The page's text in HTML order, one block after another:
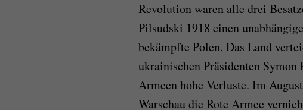
Revolution waren alle drei
Pilsudski 1918 einen
bekämpfte Polen. Das Land
ukrainischen Präsidenten
Armeen hohe Verluste. Im
Warschau die Rote Armee